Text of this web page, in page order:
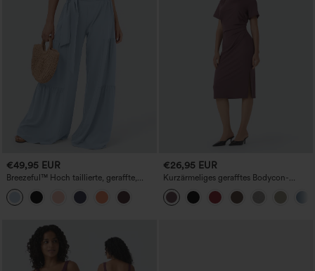
€49,95 EUR
Breezeful™ Hoch taillierte, geraffte,
schnürbare, plissierte, schnell
trocknende Flowy Freizeithose mit
weitem Bein
€26,95 EUR
Kurzärmeliges gerafftes Bodycon-
Midikleid fürs Büro